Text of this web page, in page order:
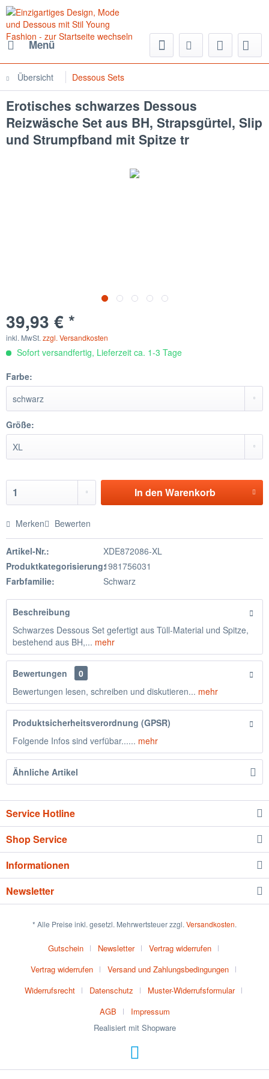
Menü
Übersicht Dessous Sets
Erotisches schwarzes Dessous
Reizwäsche Set aus BH, Strapsgürtel, Slip
und Strumpfband mit Spitze tr
39,93 € *
inkl. MwSt. zzgl. Versandkosten
Sofort versandfertig, Lieferzeit ca. 1-3 Tage
Farbe:
Größe:
In den Warenkorb
Merken Bewerten
Artikel-Nr.:
XDE872086-XL
Produktkategorisierung:1981756031
Farbfamilie:
Schwarz
Beschreibung
Schwarzes Dessous Set gefertigt aus Tüll-Material und Spitze,
bestehend aus BH,... mehr
Bewertungen
0
Bewertungen lesen, schreiben und diskutieren... mehr
Produktsicherheitsverordnung (GPSR)
Folgende Infos sind verfübar...... mehr
Ähnliche Artikel
Service Hotline
Shop Service
Informationen
Newsletter
* Alle Preise inkl. gesetzl. Mehrwertsteuer zzgl. Versandkosten.
Gutschein Newsletter
Vertrag widerrufen
Vertrag widerrufen
Versand und Zahlungsbedingungen
Widerrufsrecht
Datenschutz
Muster-Widerrufsformular
AGB
Impressum
Realisiert mit Shopware